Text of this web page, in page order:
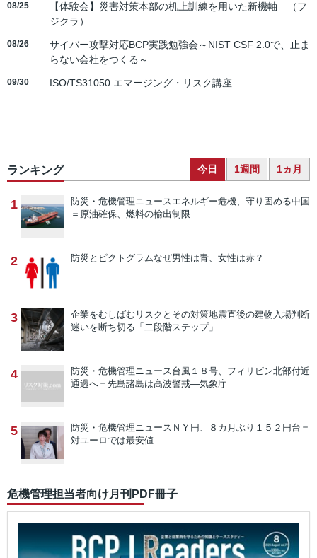
08/25
【体験会】災害対策本部の机上訓練を用いた新機軸 （フ
ジクラ）
08/26
サイバー攻撃対応BCP実践勉強会～NIST CSF 2.0で、止ま
らない会社をつくる～
09/30 ISO/TS31050 エマージング・リスク講座
ランキング 今日 1週間 1ヵ月
1 防災・危機管理ニュースエネルギー危機、守り固める中国
＝原油確保、燃料の輸出制限
2 防災とピクトグラムなぜ男性は青、女性は赤？
3 企業をむしばむリスクとその対策地震直後の建物入場判断
迷いを断ち切る「二段階ステップ」
4 防災・危機管理ニュース台風１８号、フィリピン北部付近
通過へ＝先島諸島は高波警戒―気象庁
5 防災・危機管理ニュース ＮＹ円、８カ月ぶり１５２円台＝
対ユーロでは最安値
危機管理担当者向け月刊PDF冊子